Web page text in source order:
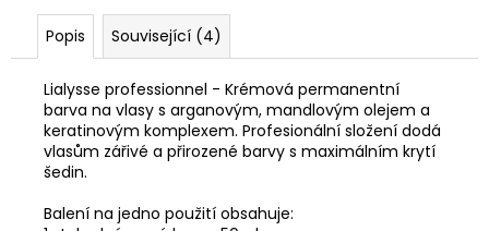
Popis Související (4)
Lialysse professionnel - Krémová permanentní
barva na vlasy s arganovým, mandlovým olejem a
keratinovým komplexem. Profesionální složení dodá
vlasům zářivé a přirozené barvy s maximálním krytí
šedin.
Balení na jedno použití obsahuje: